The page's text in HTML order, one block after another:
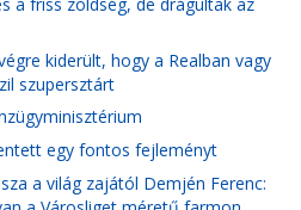
kiderült, hogy a Realban vagy
szupersztárt
egy fontos fejleményt
a világ zajától Demjén Ferenc: